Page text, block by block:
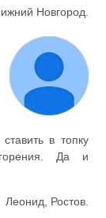
Новгород.
в топку
Да и
Леонид, Ростов.